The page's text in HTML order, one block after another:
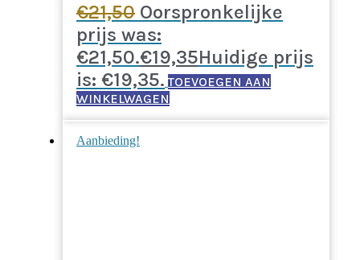
€21,50 Oorspronkelijke
prijs was:
€21,50.€19,35Huidige prijs
is: €19,35. TOEVOEGEN AAN
WINKELWAGEN
Aanbieding!